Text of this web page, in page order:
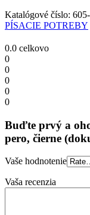
Katalógové číslo:
PÍSACIE POTREBY
0.0 celkovo
0
0
0
0
0
Buďte prvý a
pero, čierne
Vaše hodnotenie
Vaša recenzia